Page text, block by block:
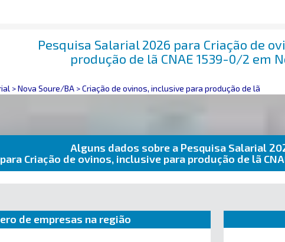
Pesquisa Salarial 2026 para Criação de
produção de lã CNAE 1539-0/2 em
>Nova Soure/BA >Criação de ovinos, inclusive para produção de lã
Alguns dados sobre a Pesquisa Salarial
para Criação de ovinos, inclusive para produção de lã
de empresas na região